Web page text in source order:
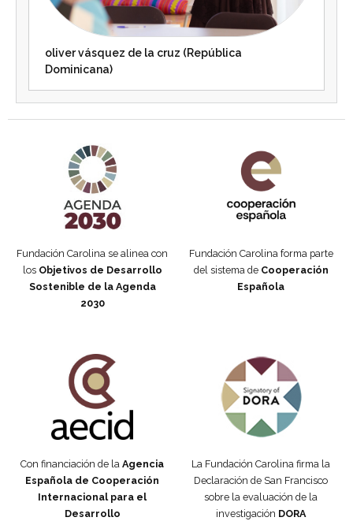
oliver vásquez de la cruz (República
Dominicana)
Fundación Carolina se alinea con
los Objetivos de Desarrollo
Sostenible de la Agenda
2030
Fundación Carolina forma parte
del sistema de Cooperación
Española
Con financiación de la Agencia
Española de Cooperación
Internacional para el
Desarrollo
La Fundación Carolina firma la
Declaración de San Francisco
sobre la evaluación de la
investigación DORA